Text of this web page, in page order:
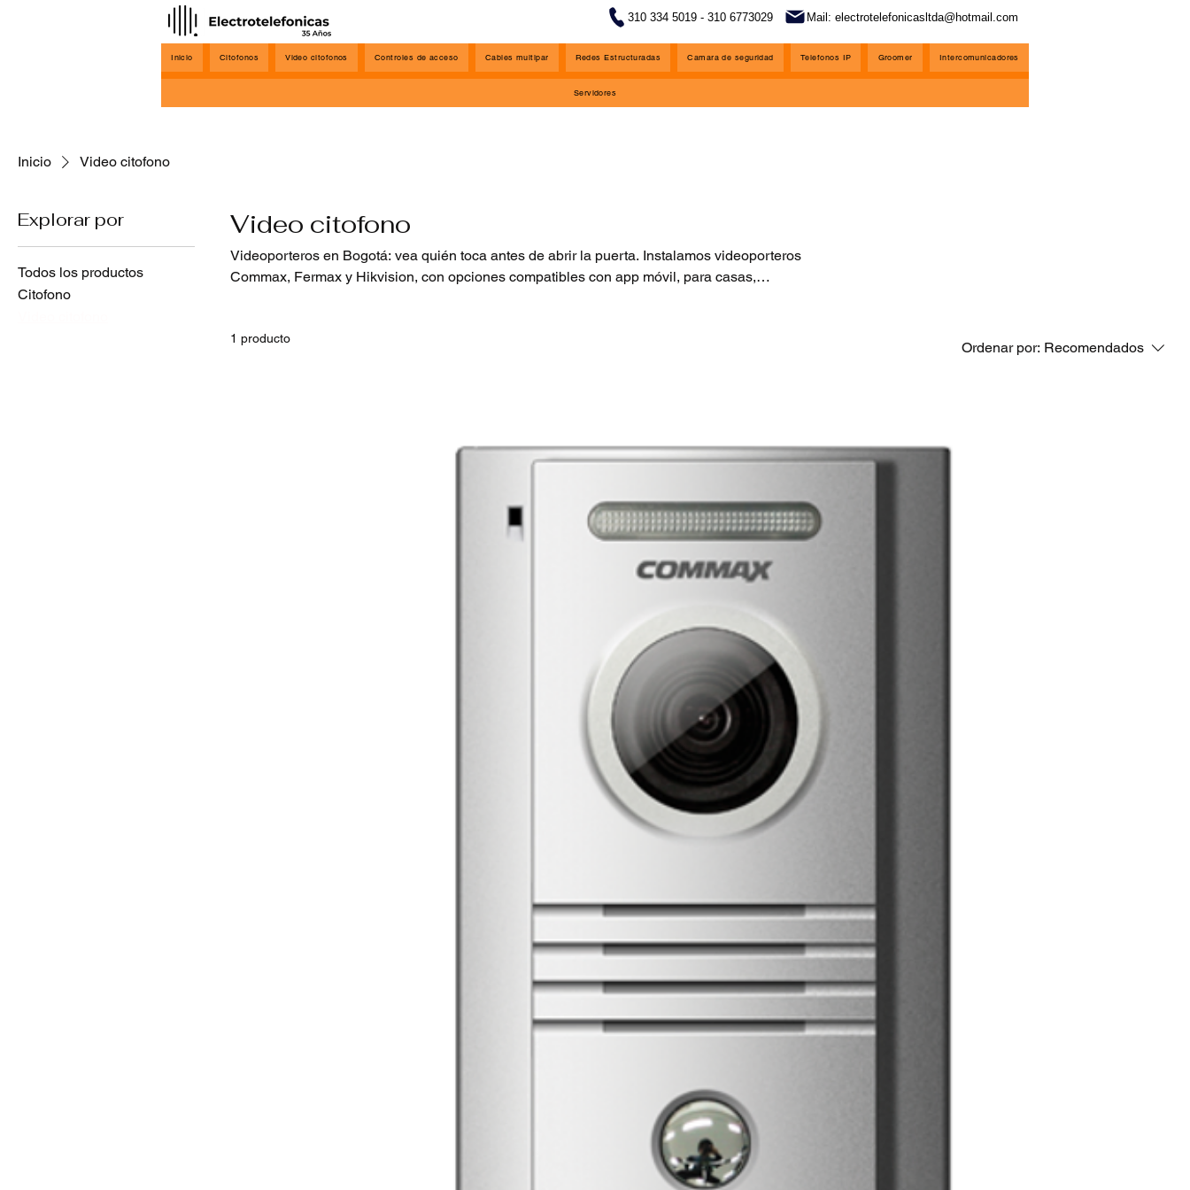
310 334 5019 - 310 6773029 Mail: electrotelefonicasltda@hotmail.com
Inicio Citofonos Video citofonos Controles de acceso Cables multipar Redes Estructuradas Camara de seguridad Telefonos IP Groomer Intercomunicadores
Servidores
Inicio Video citofono
Explorar por
Todos los productos
Citofono
Video citofono
Videoporteros en Bogotá: vea quién toca antes de abrir la puerta. Instalamos videoporteros
Commax, Fermax y Hikvision, con opciones compatibles con app móvil, para casas,
1 producto
Ordenar por: Recomendados